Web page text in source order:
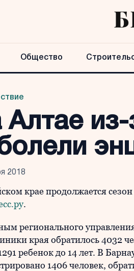
Общество
Алтае
2018
крае продолжается
.
регионального
края обратилось 4032
ребенок до 14 лет. В
1406 человек,